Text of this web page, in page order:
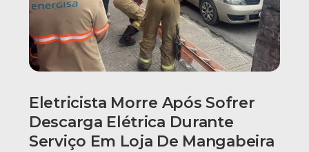
Eletricista Morre Após Sofrer
Descarga Elétrica Durante
Serviço Em Loja De Mangabeira